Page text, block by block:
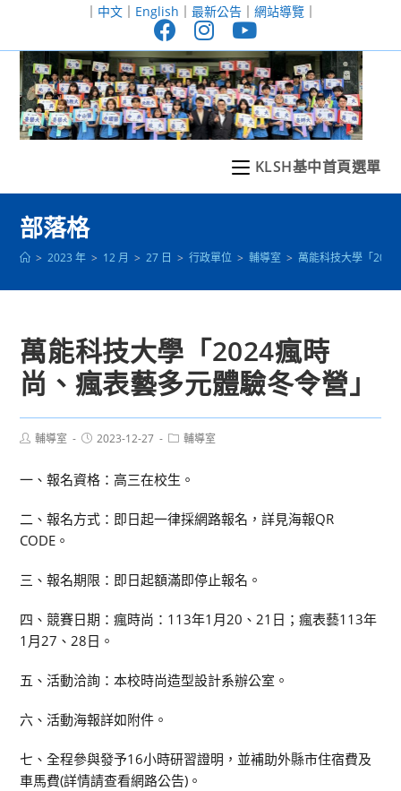
至
｜ 中文｜ English ｜ 最新公告｜ 網站導覽｜
KLSH基中首頁選單
部落格
> 2023 年 > 12 月 > 27 日 > 行政單位 > 輔導室 > 萬能科技大學「
萬能科技大學「2024瘋時
尚、瘋表藝多元體驗冬令營」
Post輔導室
Post2023-12-27
Post輔導室
一、報名資格：高三在校生。
二、報名方式：即日起一律採網路報名，詳見海報QR
CODE。
三、報名期限：即日起額滿即停止報名。
四、競賽日期：瘋時尚：113年1月20、21日；瘋表藝113年
1月27、28日。
五、活動洽詢：本校時尚造型設計系辦公室。
六、活動海報詳如附件。
七、全程參與發予16小時研習證明，並補助外縣市住宿費及
車馬費(詳情請查看網路公告)。